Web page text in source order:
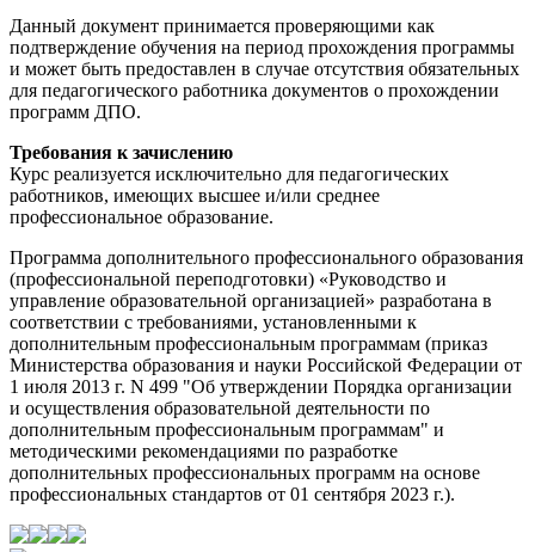
Данный документ принимается проверяющими как
подтверждение обучения на период прохождения программы
и может быть предоставлен в случае отсутствия обязательных
для педагогического работника документов о прохождении
программ ДПО.
Требования к зачислению
Курс реализуется исключительно для педагогических
работников, имеющих высшее и/или среднее
профессиональное образование.
Программа дополнительного профессионального образования
(профессиональной переподготовки) «Руководство и
управление образовательной организацией» разработана в
соответствии с требованиями, установленными к
дополнительным профессиональным программам (приказ
Министерства образования и науки Российской Федерации от
1 июля 2013 г. N 499 "Об утверждении Порядка организации
и осуществления образовательной деятельности по
дополнительным профессиональным программам" и
методическими рекомендациями по разработке
дополнительных профессиональных программ на основе
профессиональных стандартов от 01 сентября 2023 г.).